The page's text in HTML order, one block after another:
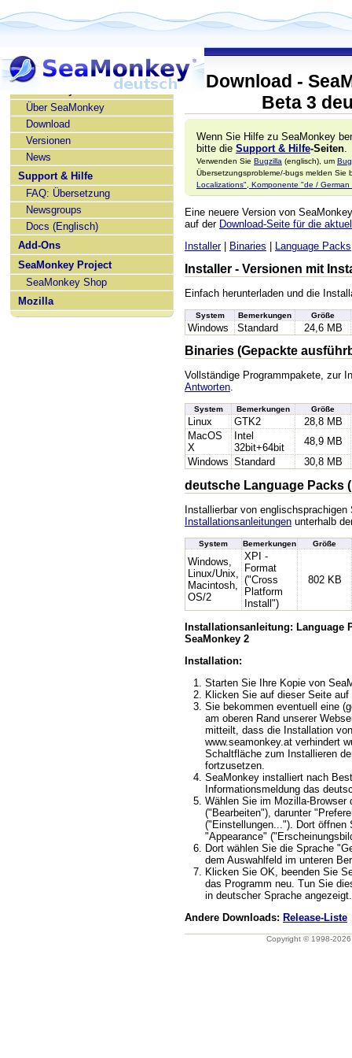
SeaMonkey deutsch
Über SeaMonkey
Download
Versionen
News
Support & Hilfe
FAQ: Übersetzung
Newsgroups
Docs (Englisch)
Add-Ons
SeaMonkey Project
SeaMonkey Shop
Mozilla
Download -
Beta 3
Wenn Sie Hilfe zu SeaMonkey
bitte die Support & Hilfe-Seiten
Verwenden Sie Bugzilla (englisch), um
Übersetzungsprobleme/-bugs melden Sie
Localizations", Komponente "de / German
Eine neuere Version von
auf der Download-Seite für die
Installer| Binaries | Language Packs
Installer - Versionen mit
Einfach herunterladen und die
System Bemerkungen Größe
Windows Standard 24,6 MB
Binaries (Gepackte
Vollständige Programmpakete, zur
Antworten.
System Bemerkungen Größe
Linux GTK2
28,8 MB
MacOS
X
Intel
32bit+64bit
48,9 MB
Windows Standard 30,8 MB
deutsche Language Packs
Installierbar von
Installationsanleitungen unterhalb
System Bemerkungen Größe
Windows,
Linux/Unix,
Macintosh,
OS/2
XPI -
Format
("Cross
Platform
Install")
802 KB
Installationsanleitung: Language
SeaMonkey 2
Installation:
Starten Sie Ihre Kopie von
Klicken Sie auf dieser Seite
Sie bekommen eventuell eine
am oberen Rand unserer
mitteilt, dass die Installation
www.seamonkey.at verhindert
Schaltfläche zum Installieren
fortzusetzen.
SeaMonkey installiert nach
Informationsmeldung das
Wählen Sie im Mozilla-Browser
("Bearbeiten"), darunter
("Einstellungen..."). Dort öffnen
"Appearance"
Dort wählen Sie die Sprache
dem Auswahlfeld im unteren
Klicken Sie OK, beenden Sie
das Programm neu. Tun Sie
in deutscher Sprache angezeigt.
Andere Downloads: Release-Liste
Copyright © 1998-